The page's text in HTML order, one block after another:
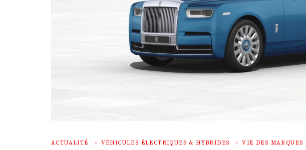
ACTUALITÉ VÉHICULES ÉLECTRIQUES & HYBRIDES VIE DES MARQUES